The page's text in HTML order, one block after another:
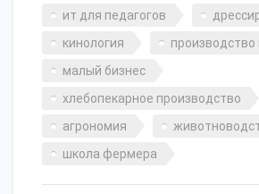
ит для педагогов
кинология
производство
малый бизнес
хлебопекарное производство
агрономия
школа фермера